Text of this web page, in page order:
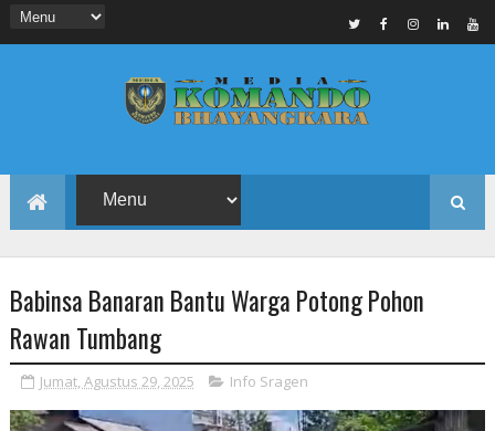
Babinsa Banaran Bantu Warga Potong Pohon
Rawan Tumbang
Jumat, Agustus 29, 2025 Info Sragen